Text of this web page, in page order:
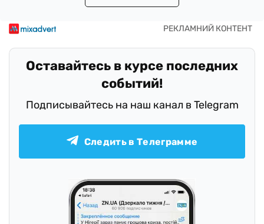
Оставайтесь в курсе последних
событий!
Подписывайтесь на наш канал в Telegram
Следить в Телеграмме